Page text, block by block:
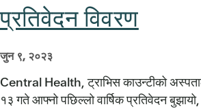
प्रतिवेदन विवरण
जुन ९, २०२३
Central Health, ट्राभिस काउन्टीको
१३ गते आफ्नो पछिल्लो वार्षिक प्रतिवेदन